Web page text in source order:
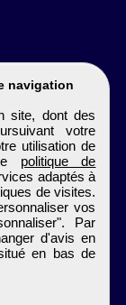
navigation
site, dont des
votre
utilisation de
politique de
adaptés à
de visites.
vos
Par
d'avis en
en bas de